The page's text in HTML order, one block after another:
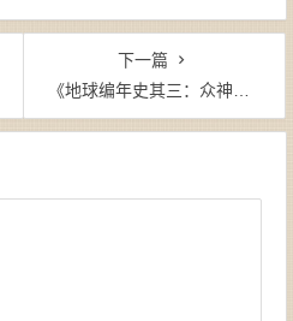
下一篇
《地球编年史其三：众神与人类的战争》[美]撒迦利亚·西琴（作者）宋易（作者）-epub+mobi